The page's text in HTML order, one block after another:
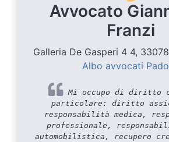
Avvocato
Franzi
Galleria De Gasperi 4 4,
Albo avvocati
Mi occupo di diritto
particolare: diritto
responsabilità medica,
professionale,
automobilistica, recupero